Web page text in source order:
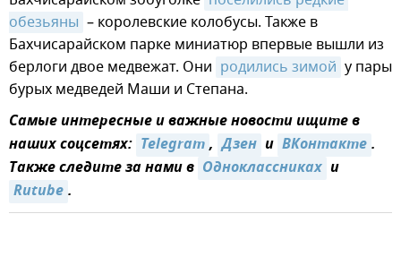
обезьяны – королевские колобусы. Также в
Бахчисарайском парке миниатюр впервые вышли из
берлоги двое медвежат. Они родились зимой у пары
бурых медведей Маши и Степана.
Самые интересные и важные новости ищите в
наших соцсетях: Telegram, Дзен и ВКонтакте.
Также следите за нами в Одноклассниках и
Rutube.